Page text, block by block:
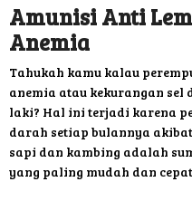
Amunisi Anti
Anemia
Tahukah kamu kalau
anemia atau kekurangan
laki? Hal ini terjadi karena
darah setiap bulannya
sapi dan kambing adalah
yang paling mudah dan